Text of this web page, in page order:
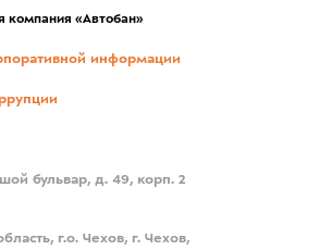
компания «Автобан»
информации
бульвар, д. 49, корп. 2
г.о. Чехов, г. Чехов,